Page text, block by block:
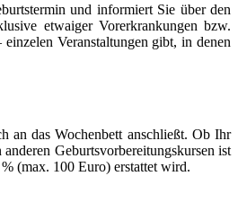
und informiert Sie über den
etwaiger Vorerkrankungen bzw.
Veranstaltungen gibt, in denen
an das Wochenbett anschließt. Ob Ihr
Geburtsvorbereitungskursen ist
(max. 100 Euro) erstattet wird.